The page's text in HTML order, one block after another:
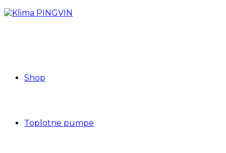
Shop
Toplotne pumpe